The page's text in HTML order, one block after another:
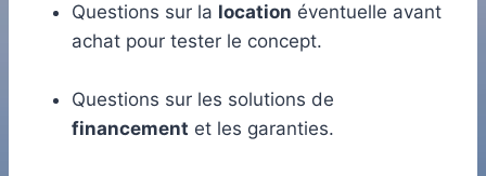
Questions sur la location éventuelle avant
achat pour tester le concept.
Questions sur les solutions de
financement et les garanties.